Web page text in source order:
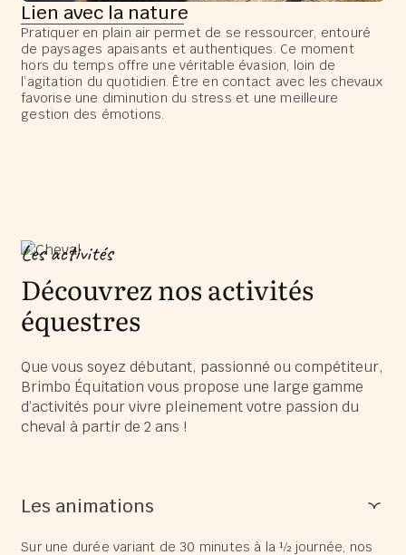
Lien avec la nature
Pratiquer en plain air permet de se ressourcer, entouré
de paysages apaisants et authentiques. Ce moment
hors du temps offre une véritable évasion, loin de
l’agitation du quotidien. Être en contact avec les chevaux
favorise une diminution du stress et une meilleure
gestion des émotions.
Les activités
Découvrez nos activités
équestres
Que vous soyez débutant, passionné ou compétiteur,
Brimbo Équitation vous propose une large gamme
d’activités pour vivre pleinement votre passion du
cheval à partir de 2 ans !
Les animations
Sur une durée variant de 30 minutes à la ½ journée, nos